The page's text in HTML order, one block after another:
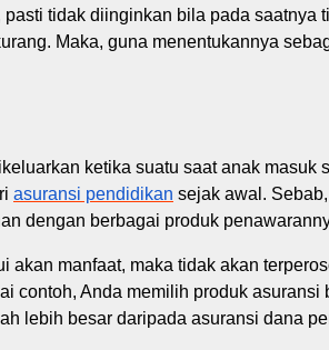
tidak diinginkan bila pada saatnya
Maka, guna menentukannya
ketika suatu saat anak masuk
asuransi pendidikan sejak awal.
dengan berbagai produk
manfaat, maka tidak akan
contoh, Anda memilih produk asuransi
lebih besar daripada asuransi dana